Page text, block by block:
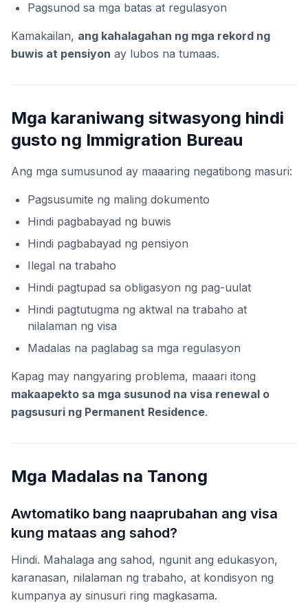
Pagsunod sa mga batas at regulasyon
Kamakailan, ang kahalagahan ng mga rekord ng
buwis at pensiyon ay lubos na tumaas.
Mga karaniwang sitwasyong hindi
gusto ng Immigration Bureau
Ang mga sumusunod ay maaaring negatibong masuri:
Pagsusumite ng maling dokumento
Hindi pagbabayad ng buwis
Hindi pagbabayad ng pensiyon
Ilegal na trabaho
Hindi pagtupad sa obligasyon ng pag-uulat
Hindi pagtutugma ng aktwal na trabaho at
nilalaman ng visa
Madalas na paglabag sa mga regulasyon
Kapag may nangyaring problema, maaari itong
makaapekto sa mga susunod na visa renewal o
pagsusuri ng Permanent Residence.
Mga Madalas na Tanong
Awtomatiko bang naaprubahan ang visa
kung mataas ang sahod?
Hindi. Mahalaga ang sahod, ngunit ang edukasyon,
karanasan, nilalaman ng trabaho, at kondisyon ng
kumpanya ay sinusuri ring magkasama.